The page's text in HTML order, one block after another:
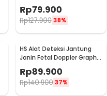
JSL-T503
Rp79.900
Rp127.900 38%
HS Alat Deteksi Jantung
Janin Fetal Doppler Graphic
Heart Rate 2.5MHz - W8-25
Rp89.900
Rp140.900 37%